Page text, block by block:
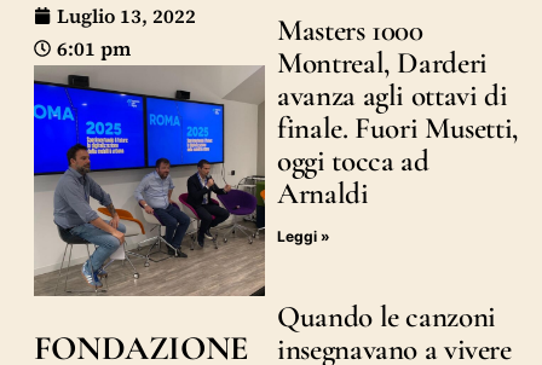
Luglio 13, 2022
6:01 pm
FONDAZIONE
Masters 1000
Montreal, Darderi
avanza agli ottavi di
finale. Fuori Musetti,
oggi tocca ad
Arnaldi
Leggi »
Quando le canzoni
insegnavano a vivere